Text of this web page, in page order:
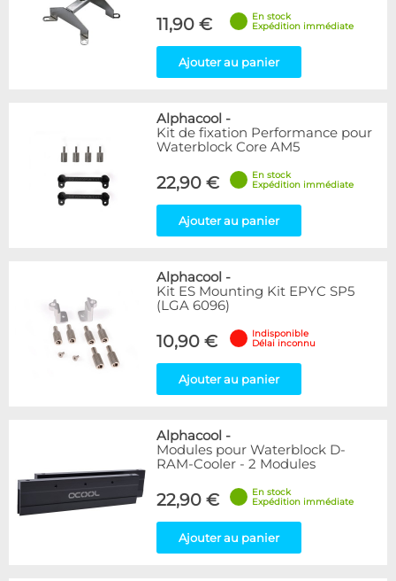
11,90 €
En stock
Expédition immédiate
Ajouter au panier
Alphacool -
Kit de fixation Performance pour
Waterblock Core AM5
22,90 €
En stock
Expédition immédiate
Ajouter au panier
Alphacool -
Kit ES Mounting Kit EPYC SP5
(LGA 6096)
10,90 €
Indisponible
Délai inconnu
Ajouter au panier
Alphacool -
Modules pour Waterblock D-
RAM-Cooler - 2 Modules
22,90 €
En stock
Expédition immédiate
Ajouter au panier